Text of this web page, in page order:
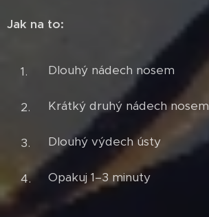
Jak na to:
Dlouhý nádech nosem
Krátký druhý nádech nosem
Dlouhý výdech ústy
Opakuj 1–3 minuty